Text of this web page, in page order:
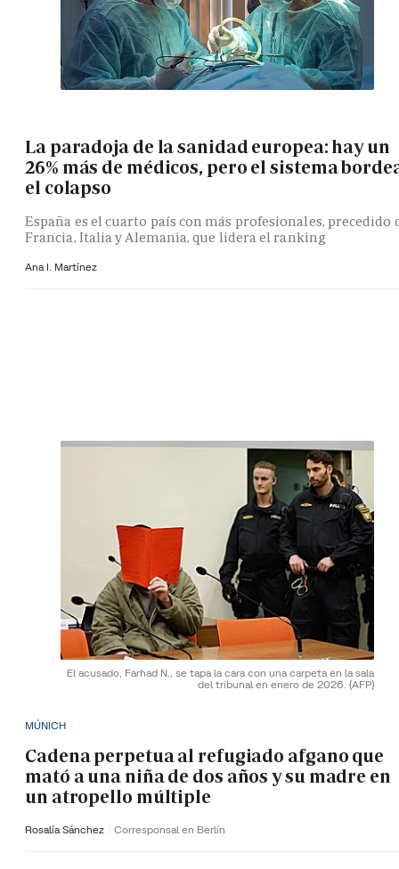
La paradoja de la sanidad europea: hay un
26% más de médicos, pero el sistema
el colapso
España es el cuarto país con más profesionales, precedido
Francia, Italia y Alemania, que lidera el ranking
Ana I. Martínez
El acusado, Farhad N., se tapa la cara con una carpeta en la sala
del tribunal en enero de 2026. (AFP)
MÚNICH
Cadena perpetua al refugiado afgano que
mató a una niña de dos años y su madre en
un atropello múltiple
Rosalía Sánchez Corresponsal en Berlín